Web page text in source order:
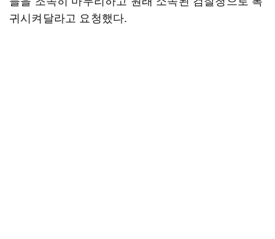
귀시켜달라고 요청했다.